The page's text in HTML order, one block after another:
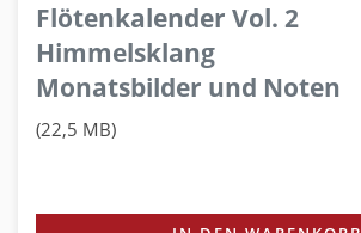
Flötenkalender Vol. 2
Himmelsklang
Monatsbilder und Noten
(22,5 MB)